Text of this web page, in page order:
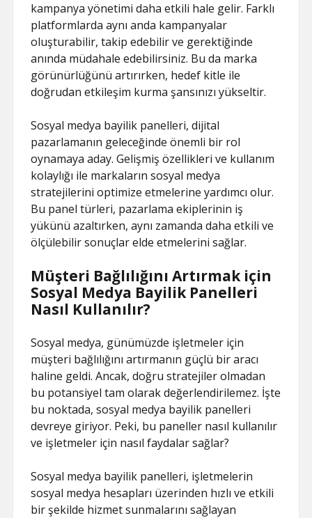
kampanya yönetimi daha etkili hale gelir. Farklı
platformlarda aynı anda kampanyalar
oluşturabilir, takip edebilir ve gerektiğinde
anında müdahale edebilirsiniz. Bu da marka
görünürlüğünü artırırken, hedef kitle ile
doğrudan etkileşim kurma şansınızı yükseltir.
Sosyal medya bayilik panelleri, dijital
pazarlamanın geleceğinde önemli bir rol
oynamaya aday. Gelişmiş özellikleri ve kullanım
kolaylığı ile markaların sosyal medya
stratejilerini optimize etmelerine yardımcı olur.
Bu panel türleri, pazarlama ekiplerinin iş
yükünü azaltırken, aynı zamanda daha etkili ve
ölçülebilir sonuçlar elde etmelerini sağlar.
Müşteri Bağlılığını Artırmak için
Sosyal Medya Bayilik Panelleri
Nasıl Kullanılır?
Sosyal medya, günümüzde işletmeler için
müşteri bağlılığını artırmanın güçlü bir aracı
haline geldi. Ancak, doğru stratejiler olmadan
bu potansiyel tam olarak değerlendirilemez. İşte
bu noktada, sosyal medya bayilik panelleri
devreye giriyor. Peki, bu paneller nasıl kullanılır
ve işletmeler için nasıl faydalar sağlar?
Sosyal medya bayilik panelleri, işletmelerin
sosyal medya hesapları üzerinden hızlı ve etkili
bir şekilde hizmet sunmalarını sağlayan